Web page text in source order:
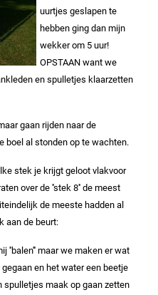
uurtjes geslapen te
hebben ging dan mijn
wekker om 5 uur!
OPSTAAN want we
en spulletjes klaarzetten
gaan rijden naar de
boel al stonden op te wachten.
stek je krijgt geloot vlakvoor
over de ''stek 8'' de meest
de meeste hadden al
aan de beurt:
''balen''' maar we maken er wat
en het water een beetje
spulletjes maak op gaan zetten